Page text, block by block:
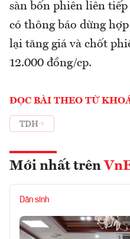
sàn bốn phiên liên
có thông báo dừng
lại tăng giá và chốt
12.000 đồng/cp.
ĐỌC BÀI THEO TỪ
TDH
Mới nhất trên
Dân sinh